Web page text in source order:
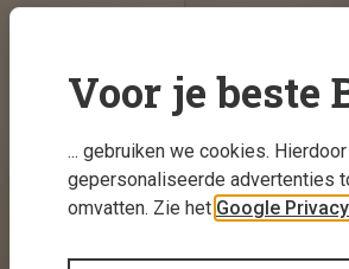
Voor je beste
... gebruiken we cookies.
gepersonaliseerde advertenties
omvatten. Zie het Google